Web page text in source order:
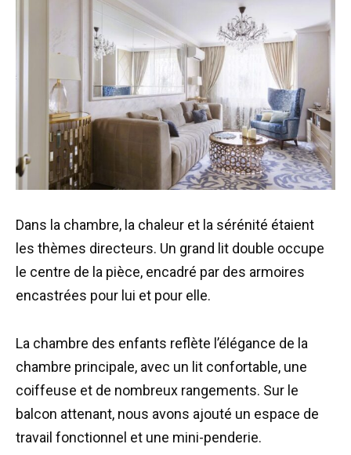
Dans la chambre, la chaleur et la sérénité étaient
les thèmes directeurs. Un grand lit double occupe
le centre de la pièce, encadré par des armoires
encastrées pour lui et pour elle.
La chambre des enfants reflète l’élégance de la
chambre principale, avec un lit confortable, une
coiffeuse et de nombreux rangements. Sur le
balcon attenant, nous avons ajouté un espace de
travail fonctionnel et une mini-penderie.